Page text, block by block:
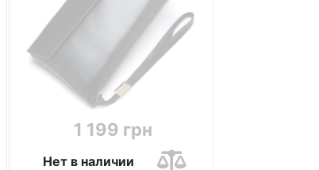
1 199 грн
Нет в наличии